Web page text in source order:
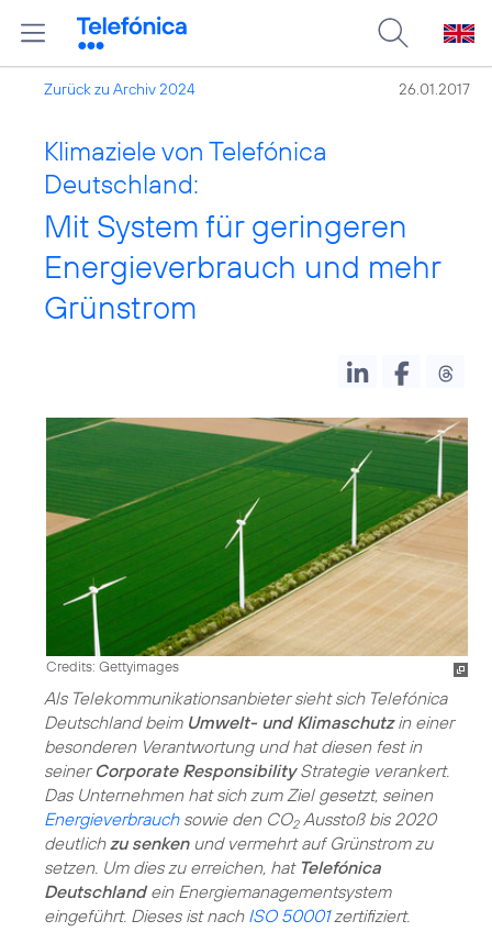
Zurück zu Archiv 2024 26.01.2017
Klimaziele von Telefónica
Deutschland:
Mit System für geringeren
Energieverbrauch und mehr
Grünstrom
Credits: Gettyimages
Als Telekommunikationsanbieter sieht sich Telefónica
Deutschland beim Umwelt- und Klimaschutzin einer
besonderen Verantwortung und hat diesen fest in
seiner Corporate ResponsibilityStrategie verankert.
Das Unternehmen hat sich zum Ziel gesetzt, seinen
Energieverbrauchsowie den CO2Ausstoß bis 2020
deutlich zu senkenund vermehrt auf Grünstrom zu
setzen. Um dies zu erreichen, hat Telefónica
Deutschlandein Energiemanagementsystem
eingeführt. Dieses ist nach ISO 50001zertifiziert.